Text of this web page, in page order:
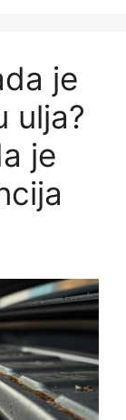
je
ulja?
je